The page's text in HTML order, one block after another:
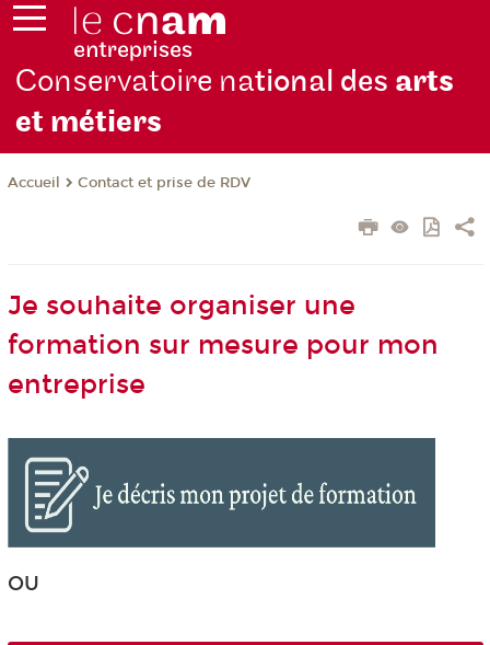
Conservatoire national des arts
et métiers
Accueil Contact et prise de RDV
Je souhaite organiser une
formation sur mesure pour mon
entreprise
OU